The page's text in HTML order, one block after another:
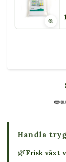
Handla
🌿Frisk växt